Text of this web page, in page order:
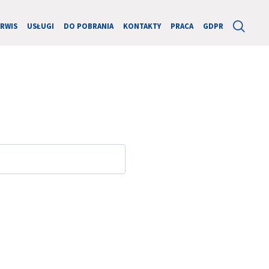
USŁUGI DO POBRANIA KONTAKTY PRACA GDPR